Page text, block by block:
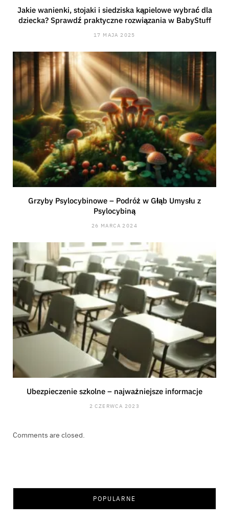
Jakie wanienki, stojaki i siedziska kąpielowe wybrać dla
dziecka? Sprawdź praktyczne rozwiązania w BabyStuff
17 MAJA 2025
Grzyby Psylocybinowe – Podróż w Głąb Umysłu z
Psylocybiną
26 MARCA 2024
Ubezpieczenie szkolne – najważniejsze informacje
2 CZERWCA 2023
Comments are closed.
POPULARNE